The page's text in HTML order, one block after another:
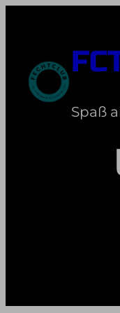
springen
Spaß